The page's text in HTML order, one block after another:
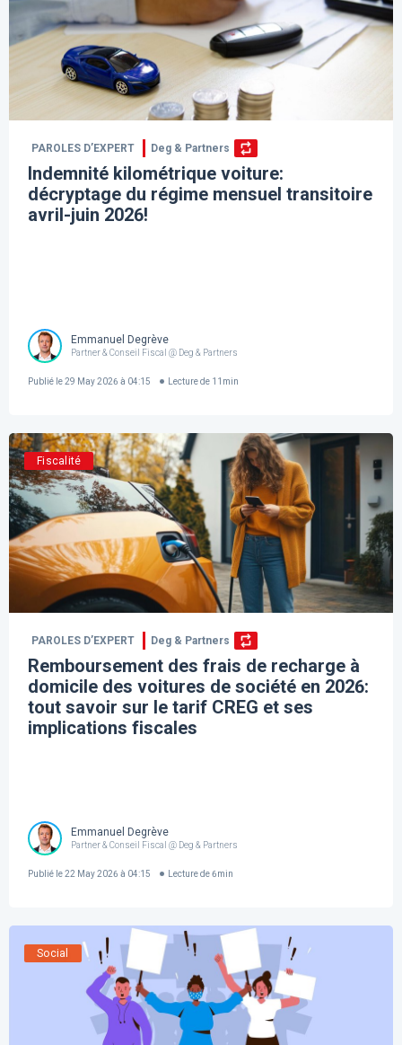
PAROLES D’EXPERT Deg & Partners
Indemnité kilométrique voiture:
décryptage du régime mensuel transitoire
avril-juin 2026!
Emmanuel Degrève
Partner & Conseil Fiscal @ Deg & Partners
Publié le29 May 2026 à 04:15 Lecture de 11 min
Fiscalité
PAROLES D’EXPERT Deg & Partners
Remboursement des frais de recharge à
domicile des voitures de société en 2026:
tout savoir sur le tarif CREG et ses
implications fiscales
Emmanuel Degrève
Partner & Conseil Fiscal @ Deg & Partners
Publié le22 May 2026 à 04:15 Lecture de 6min
Social